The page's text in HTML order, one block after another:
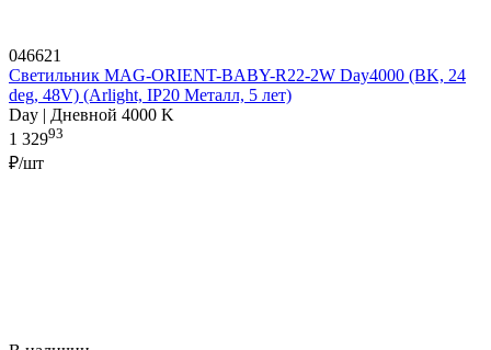
046621
Светильник MAG-ORIENT-BABY-R22-2W Day4000 (BK, 24
deg, 48V) (Arlight, IP20 Металл, 5 лет)
Day | Дневной 4000 K
1 32993
₽/шт